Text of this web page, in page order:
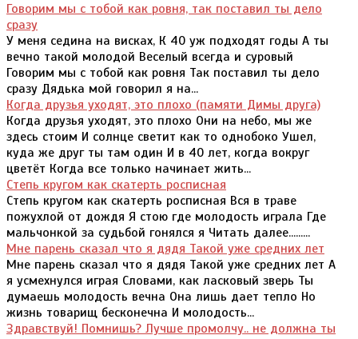
Говорим мы с тобой как ровня, так поставил ты дело
сразу
У меня седина на висках, К 40 уж подходят годы А ты
вечно такой молодой Веселый всегда и суровый
Говорим мы с тобой как ровня Так поставил ты дело
сразу Дядька мой говорил я на...
Когда друзья уходят, это плохо (памяти Димы друга)
Когда друзья уходят, это плохо Они на небо, мы же
здесь стоим И солнце светит как то однобоко Ушел,
куда же друг ты там один И в 40 лет, когда вокруг
цветёт Когда все только начинает жить...
Степь кругом как скатерть росписная
Степь кругом как скатерть росписная Вся в траве
пожухлой от дождя Я стою где молодость играла Где
мальчонкой за судьбой гонялся я Читать далее.........
Мне парень сказал что я дядя Такой уже средних лет
Мне парень сказал что я дядя Такой уже средних лет А
я усмехнулся играя Словами, как ласковый зверь Ты
думаешь молодость вечна Она лишь дает тепло Но
жизнь товарищ бесконечна И молодость...
Здравствуй! Помнишь? Лучше промолчу.. не должна ты